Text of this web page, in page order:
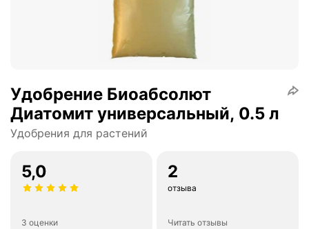
Удобрение Биоабсолют
Диатомит универсальный, 0.5 л
Удобрения для растений
5,0
3 оценки
2
отзыва
Читать отзывы